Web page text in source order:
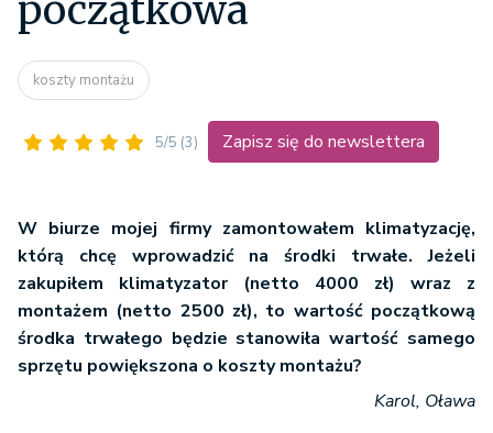
początkowa
koszty montażu
5/5 (3) Zapisz się do newslettera
W biurze mojej firmy zamontowałem klimatyzację,
którą chcę wprowadzić na środki trwałe. Jeżeli
zakupiłem klimatyzator (netto 4000 zł) wraz z
montażem (netto 2500 zł), to wartość początkową
środka trwałego będzie stanowiła wartość samego
sprzętu powiększona o koszty montażu?
Karol, Oława